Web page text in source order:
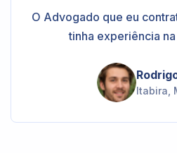
O Advogado que eu
tinha experiência
Itabira,